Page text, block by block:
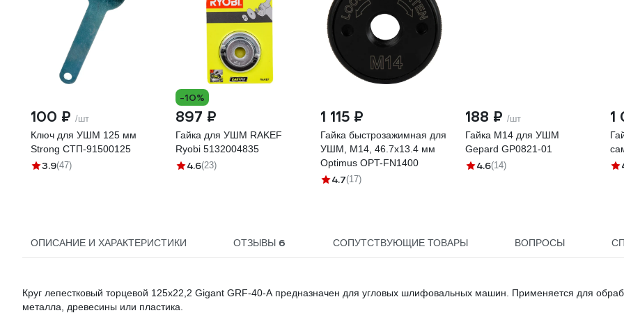
100 ₽ /шт
Ключ для УШМ 125 мм
Strong СТП-91500125
3.9(47)
-10%
897 ₽
Гайка для УШМ RAKEF
Ryobi 5132004835
4.6(23)
1 115 ₽
Гайка быстрозажимная для
УШМ, М14, 46.7x13.4 мм
Optimus OPT-FN1400
4.7(17)
188 ₽ /шт
Гайка М14 для УШМ
Gepard GP0821-01
4.6(14)
1
ОПИСАНИЕ И ХАРАКТЕРИСТИКИ ОТЗЫВЫ 6 СОПУТСТВУЮЩИЕ ТОВАРЫ ВОПРОСЫ
Круг лепестковый торцевой 125x22,2 Gigant GRF-40-А предназначен для угловых шлифовальных машин. Применяется для
металла, древесины или пластика.